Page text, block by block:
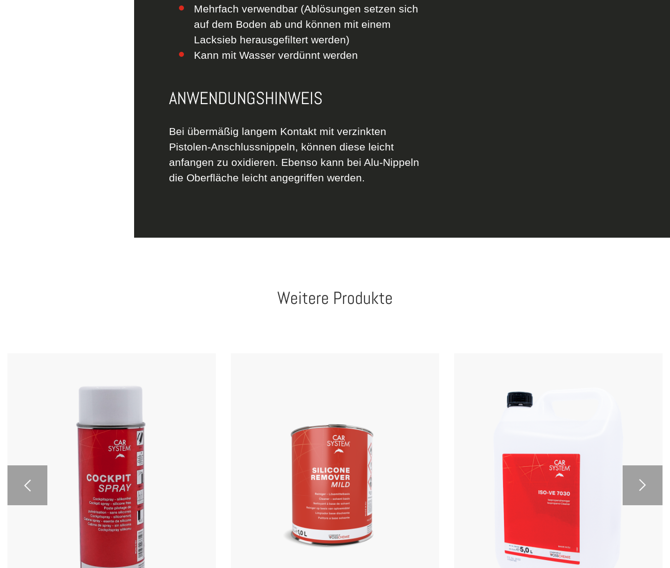
Mehrfach verwendbar (Ablösungen setzen sich
auf dem Boden ab und können mit einem
Lacksieb herausgefiltert werden)
Kann mit Wasser verdünnt werden
ANWENDUNGSHINWEIS
Bei übermäßig langem Kontakt mit verzinkten
Pistolen-Anschlussnippeln, können diese leicht
anfangen zu oxidieren. Ebenso kann bei Alu-Nippeln
die Oberfläche leicht angegriffen werden.
Weitere Produkte